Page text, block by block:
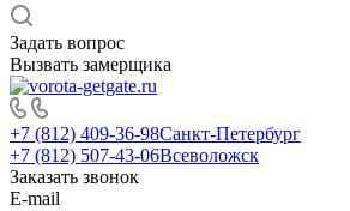
Задать вопрос
Вызвать замерщика
+7 (812) 409-36-98Санкт-Петербург
+7 (812) 507-43-06Всеволожск
Заказать звонок
E-mail